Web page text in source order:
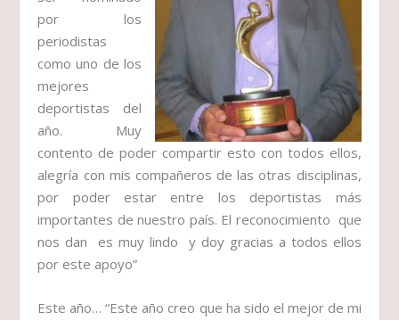
por los
periodistas
como uno de los
mejores
deportistas del
año. Muy
contento de poder compartir esto con todos ellos,
alegría con mis compañeros de las otras disciplinas,
por poder estar entre los deportistas más
importantes de nuestro país. El reconocimiento que
nos dan es muy lindo y doy gracias a todos ellos
por este apoyo”
Este año…“Este año creo que ha sido el mejor de mi